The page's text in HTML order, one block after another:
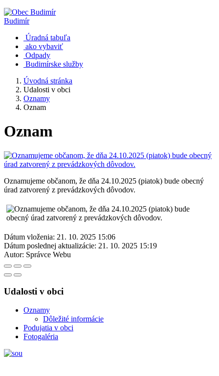
Budimír
Úradná tabuľa
ako vybaviť
Odpady
Budimírske služby
Úvodná stránka
Udalosti v obci
Oznamy
Oznam
Oznam
Oznamujeme občanom, že dňa 24.10.2025 (piatok) bude obecný
úrad zatvorený z prevádzkových dôvodov.
Dátum vloženia: 21. 10. 2025 15:06
Dátum poslednej aktualizácie: 21. 10. 2025 15:19
Autor: Správce Webu
Udalosti v obci
Oznamy
Dôležité informácie
Podujatia v obci
Fotogaléria